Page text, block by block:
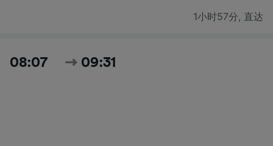
1小时57分, 直达
08:07 09:31